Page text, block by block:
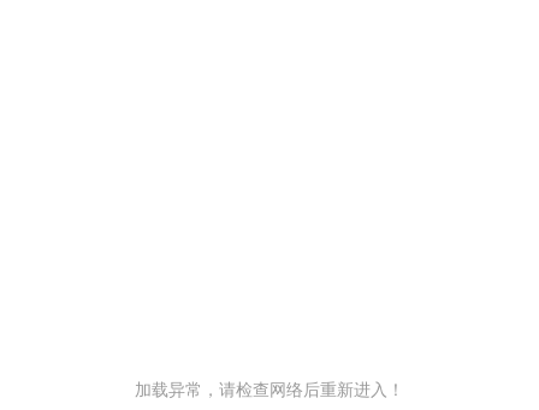
加载异常，请检查网络后重新进入！